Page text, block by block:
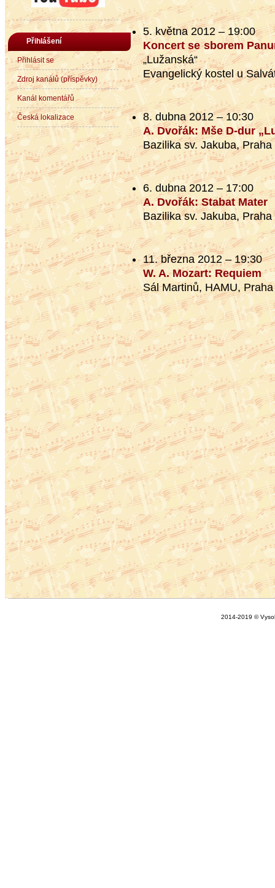
Přihlášení
Přihlásit se
Zdroj kanálů (příspěvky)
Kanál komentářů
Česká lokalizace
5. května 2012 – 19:00
Koncert se sborem
„Lužanská“
Evangelický kostel u
8. dubna 2012 – 10:30
A. Dvořák: Mše D-dur
Bazilika sv. Jakuba, Praha
6. dubna 2012 – 17:00
A. Dvořák: Stabat Mater
Bazilika sv. Jakuba, Praha
11. března 2012 – 19:30
W. A. Mozart: Requiem
Sál Martinů, HAMU,
2014-2019 ©